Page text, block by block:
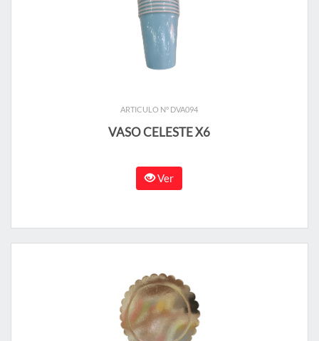
ARTICULO N° DVA094
VASO CELESTE X6
Ver